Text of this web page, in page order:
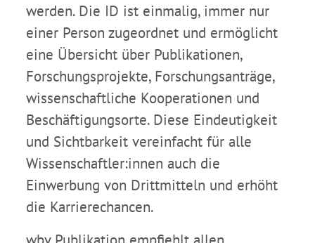
werden. Die ID ist einmalig, immer nur
einer Person zugeordnet und ermöglicht
eine Übersicht über Publikationen,
Forschungsprojekte, Forschungsanträge,
wissenschaftliche Kooperationen und
Beschäftigungsorte. Diese Eindeutigkeit
und Sichtbarkeit vereinfacht für alle
Wissenschaftler:innen auch die
Einwerbung von Drittmitteln und erhöht
die Karrierechancen.